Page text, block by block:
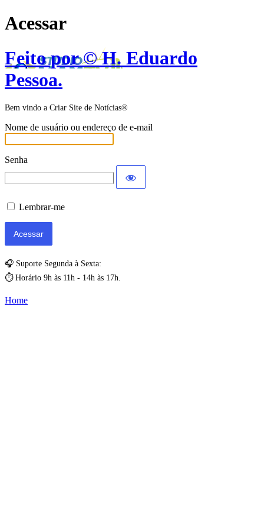
Acessar
Feito por © H. Eduardo
Pessoa.
Bem vindo a Criar Site de Notícias®
Nome de usuário ou endereço de e-mail
Senha
Lembrar-me
🎧 Suporte Segunda à Sexta:
⏱️ Horário 9h às 11h - 14h às 17h.
Home